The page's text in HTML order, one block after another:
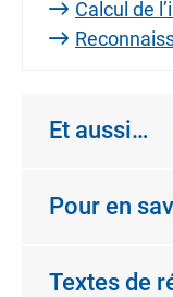
Calcul de
Et aussi…
Pour en
Textes de